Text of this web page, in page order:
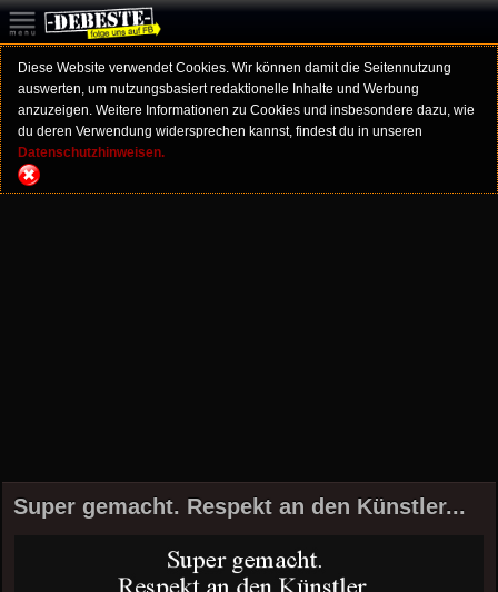
Diese Website verwendet Cookies. Wir können damit die Seitennutzung
auswerten, um nutzungsbasiert redaktionelle Inhalte und Werbung
anzuzeigen. Weitere Informationen zu Cookies und insbesondere dazu, wie
du deren Verwendung widersprechen kannst, findest du in unseren
Datenschutzhinweisen.
Super gemacht. Respekt an den Künstler...